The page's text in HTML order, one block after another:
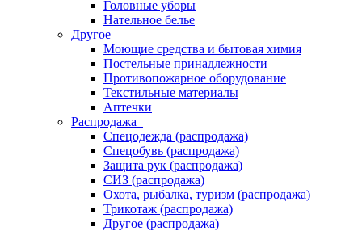
Головные уборы
Нательное белье
Другое
Моющие средства и бытовая химия
Постельные принадлежности
Противопожарное оборудование
Текстильные материалы
Аптечки
Распродажа
Спецодежда (распродажа)
Спецобувь (распродажа)
Защита рук (распродажа)
СИЗ (распродажа)
Охота, рыбалка, туризм (распродажа)
Трикотаж (распродажа)
Другое (распродажа)